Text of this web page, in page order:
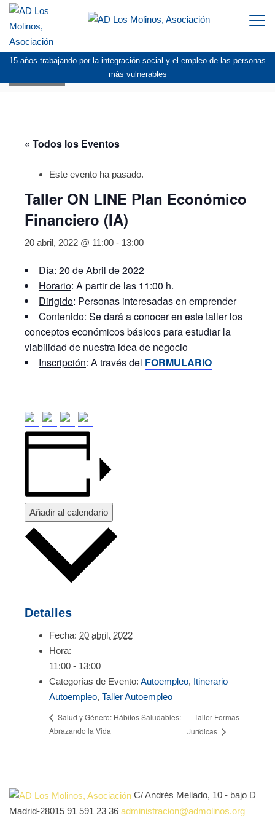
15 años trabajando por la integración social y el empleo de las personas
más vulnerables
« Todos los Eventos
Este evento ha pasado.
Taller ON LINE Plan Económico
Financiero (IA)
20 abril, 2022 @ 11:00 - 13:00
Día: 20 de Abril de 2022
Horario: A partir de las 11:00 h.
Dirigido: Personas interesadas en emprender
Contenido: Se dará a conocer en este taller los
conceptos económicos básicos para estudiar la
viabilidad de nuestra idea de negocio
Inscripción: A través del FORMULARIO
Añadir al calendario
Detalles
Fecha: 20 abril, 2022
Hora:
11:00 - 13:00
Categorías de Evento: Autoempleo, Itinerario
Autoempleo, Taller Autoempleo
Salud y Género: Hábitos Saludables:
Abrazando la Vida
Taller Formas
Jurídicas
C/ Andrés Mellado, 10 - bajo D
Madrid-28015 91 591 23 36 administracion@admolinos.org